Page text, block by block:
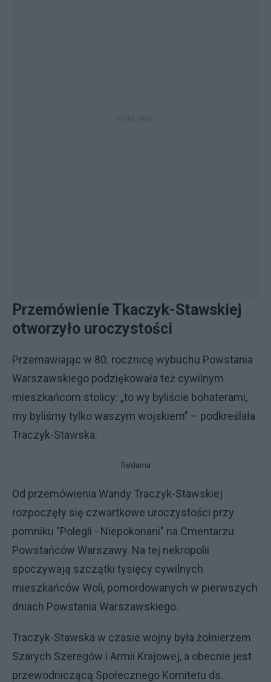
Przemówienie Tkaczyk-Stawskiej
otworzyło uroczystości
Przemawiając w 80. rocznicę wybuchu Powstania
Warszawskiego podziękowała też cywilnym
mieszkańcom stolicy: „to wy byliście bohaterami,
my byliśmy tylko waszym wojskiem” – podkreślała
Traczyk-Stawska.
Reklama
Od przemówienia Wandy Traczyk-Stawskiej
rozpoczęły się czwartkowe uroczystości przy
pomniku "Polegli - Niepokonani" na Cmentarzu
Powstańców Warszawy. Na tej nekropolii
spoczywają szczątki tysięcy cywilnych
mieszkańców Woli, pomordowanych w pierwszych
dniach Powstania Warszawskiego.
Traczyk-Stawska w czasie wojny była żołnierzem
Szarych Szeregów i Armii Krajowej, a obecnie jest
przewodniczącą Społecznego Komitetu ds.